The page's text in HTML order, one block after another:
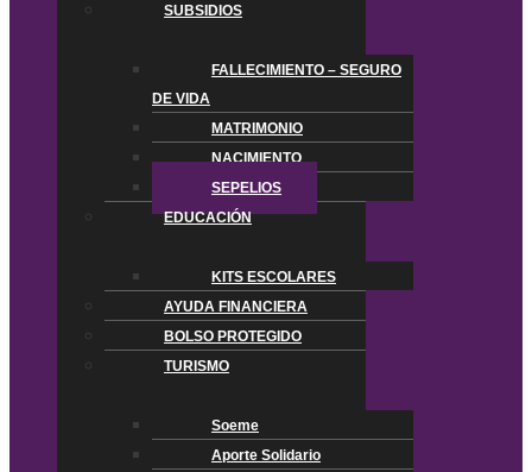
SUBSIDIOS
FALLECIMIENTO – SEGURO
DE VIDA
MATRIMONIO
NACIMIENTO
SEPELIOS
EDUCACIÓN
KITS ESCOLARES
AYUDA FINANCIERA
BOLSO PROTEGIDO
TURISMO
Soeme
Aporte Solidario